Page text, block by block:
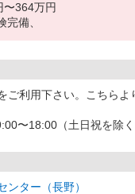
〜364万円
備、
ご利用下さい。こちら
〜18:00（土日祝を除く
ンター（長野）